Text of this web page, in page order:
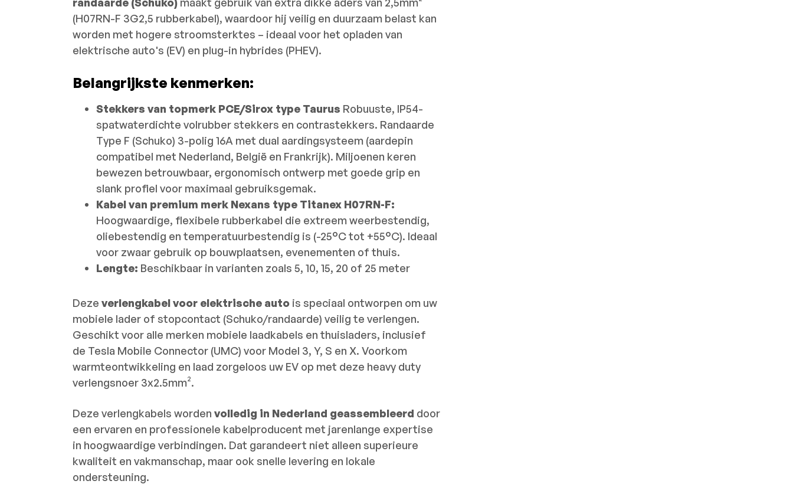
(H07RN-F 3G2,5 rubberkabel), waardoor hij veilig en duurzaam belast kan
worden met hogere stroomsterktes – ideaal voor het opladen van
elektrische auto's (EV) en plug-in hybrides (PHEV).
Belangrijkste kenmerken:
Stekkers van topmerk PCE/Sirox type Taurus Robuuste, IP54-
spatwaterdichte volrubber stekkers en contrastekkers. Randaarde
Type F (Schuko) 3-polig 16A met dual aardingsysteem (aardepin
compatibel met Nederland, België en Frankrijk). Miljoenen keren
bewezen betrouwbaar, ergonomisch ontwerp met goede grip en
slank profiel voor maximaal gebruiksgemak.
Kabel van premium merk Nexans type Titanex H07RN-F:
Hoogwaardige, flexibele rubberkabel die extreem weerbestendig,
oliebestendig en temperatuurbestendig is (-25°C tot +55°C). Ideaal
voor zwaar gebruik op bouwplaatsen, evenementen of thuis.
Lengte: Beschikbaar in varianten zoals 5, 10, 15, 20 of 25 meter
Deze verlengkabel voor elektrische auto is speciaal ontworpen om uw
mobiele lader of stopcontact (Schuko/randaarde) veilig te verlengen.
Geschikt voor alle merken mobiele laadkabels en thuisladers, inclusief
de Tesla Mobile Connector (UMC) voor Model 3, Y, S en X. Voorkom
warmteontwikkeling en laad zorgeloos uw EV op met deze heavy duty
verlengsnoer 3x2.5mm².
Deze verlengkabels worden volledig in Nederland geassembleerd door
een ervaren en professionele kabelproducent met jarenlange expertise
in hoogwaardige verbindingen. Dat garandeert niet alleen superieure
kwaliteit en vakmanschap, maar ook snelle levering en lokale
ondersteuning.